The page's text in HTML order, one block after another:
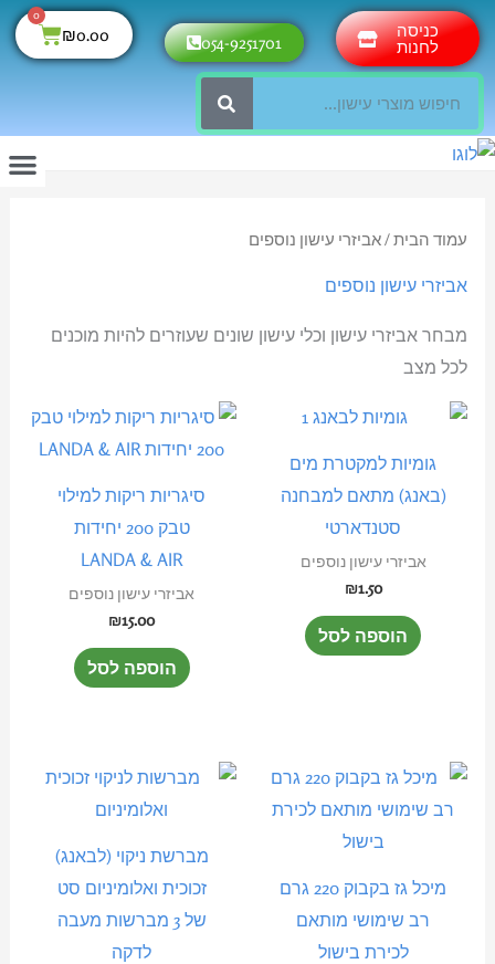
דילוג
לתוכן
כניסה
לחנות 054-9251701
₪0.00
0
עגלת
קניות
עמוד הבית/ אביזרי עישון נוספים
אביזרי עישון נוספים
מבחר אביזרי עישון וכלי עישון שונים שעוזרים להיות מוכנים
לכל מצב
גומיות למקטרת מים
(באנג) מתאם למבחנה
סטנדארטי
אביזרי עישון נוספים
₪1.50
הוספה לסל
סיגריות ריקות למילוי
טבק 200 יחידות
LANDA & AIR
אביזרי עישון נוספים
₪15.00
הוספה לסל
מיכל גז בקבוק 220 גרם
רב שימושי מותאם
לכירת בישול
מברשת ניקוי (לבאנג)
זכוכית ואלומיניום סט
של 3 מברשות מעבה
לדקה